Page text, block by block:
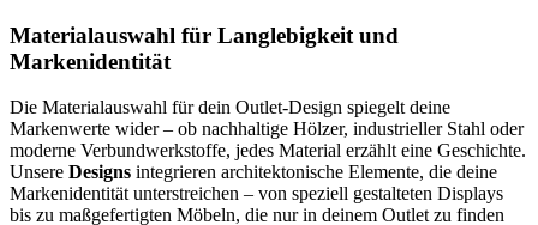
Materialauswahl für Langlebigkeit und
Markenidentität
Die Materialauswahl für dein Outlet-Design spiegelt deine
Markenwerte wider – ob nachhaltige Hölzer, industrieller Stahl oder
moderne Verbundwerkstoffe, jedes Material erzählt eine Geschichte.
Unsere Designs integrieren architektonische Elemente, die deine
Markenidentität unterstreichen – von speziell gestalteten Displays
bis zu maßgefertigten Möbeln, die nur in deinem Outlet zu finden